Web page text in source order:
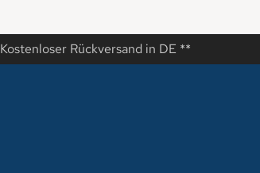
Kostenloser Rückversand in DE **